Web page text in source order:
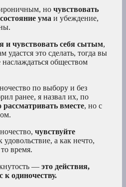
но чувствовать
ума и убеждение,
и чувствовать себя сытым,
удастся это сделать, тогда вы
наслаждаться обществом
по выбору и без
ранее, я назвал их, по
вместе, но с
чувствуйте
удовольствие, а как нечто,
время.
— это действия,
к одиночеству.